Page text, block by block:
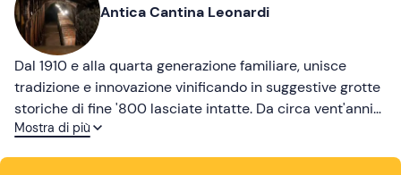
Antica Cantina Leonardi
Dal 1910 e alla quarta generazione familiare, unisce
tradizione e innovazione vinificando in suggestive grotte
storiche di fine '800 lasciate intatte. Da circa vent'anni
l'azienda apre le sue porte all'accoglienza, mossa dal
Mostra di più